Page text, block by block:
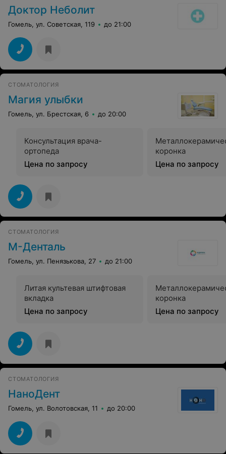
Доктор Неболит
Гомель, ул. Советская, 119 до 21:00
СТОМАТОЛОГИЯ
Магия улыбки
Гомель, ул. Брестская, 6 до 20:00
Консультация врача-
ортопеда
Цена по запросу
коронка
Цена по запросу
СТОМАТОЛОГИЯ
М-Денталь
Гомель, ул. Пенязькова, 27 до 21:00
Литая культевая штифтовая
вкладка
Цена по запросу
коронка
Цена по запросу
СТОМАТОЛОГИЯ
НаноДент
Гомель, ул. Волотовская, 11 до 20:00